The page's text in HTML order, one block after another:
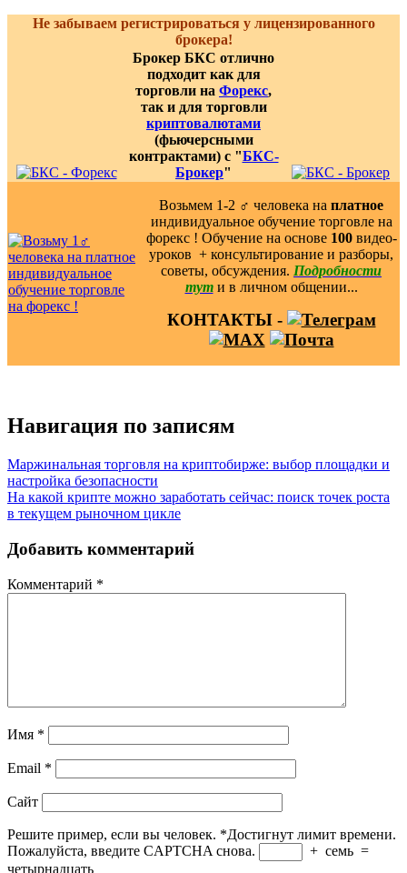
Не забываем регистрироваться у лицензированного
брокера!
Брокер БКС отлично
подходит как для
торговли на Форекс,
так и для торговли
криптовалютами
(фьючерсными
контрактами) с "БКС-
Брокер"
Возьмем 1-2 ‍♂️ человека на платное
индивидуальное обучение торговле на
форекс ! Обучение на основе 100видео-
уроков ️ + консультирование и разборы,
советы, обсуждения. Подробности
тут и в личном общении...
КОНТАКТЫ -
Навигация по записям
Маржинальная торговля на криптобирже: выбор площадки и
настройка безопасности
На какой крипте можно заработать сейчас: поиск точек роста
в текущем рыночном цикле
Добавить комментарий
Комментарий *
Имя *
Email *
Сайт
Решите пример, если вы человек. *Достигнут лимит времени.
Пожалуйста, введите CAPTCHA снова.
+ семь =
четырнадцать